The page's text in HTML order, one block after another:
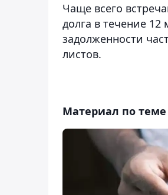
Чаще всего
долга в течение
задолженности
листов.
Материал по теме